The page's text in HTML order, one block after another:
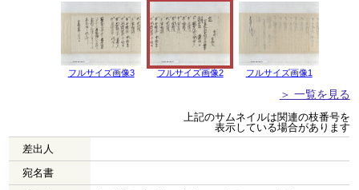
フルサイズ画像3 フルサイズ画像2 フルサイズ画像1
＞ 一覧を見る
上記のサムネイルは関連の枝番号を
表示している場合があります
差出人
宛名書